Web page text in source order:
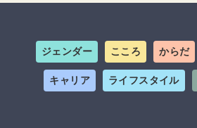
ジェンダー こころ からだ
キャリア ライフスタイル